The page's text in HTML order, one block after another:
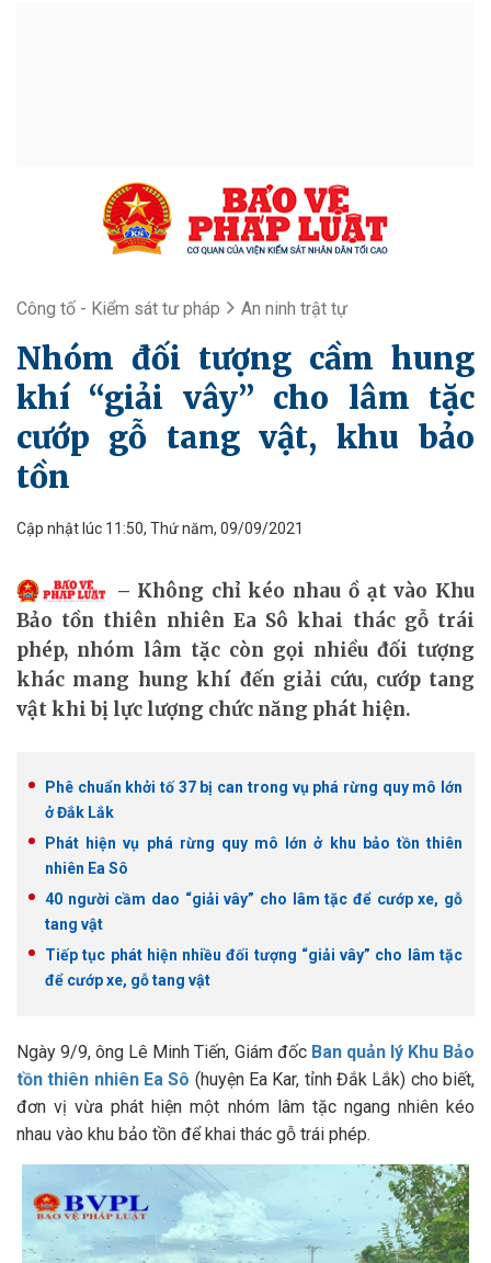
Công tố - Kiểm sát tư pháp An ninh trật tự
Nhóm đối tượng cầm hung
khí “giải vây” cho lâm tặc
cướp gỗ tang vật, khu bảo
tồn
Cập nhật lúc 11:50, Thứ năm, 09/09/2021
Không chỉ kéo nhau ồ ạt vào Khu
Bảo tồn thiên nhiên Ea Sô khai thác gỗ trái
phép, nhóm lâm tặc còn gọi nhiều đối tượng
khác mang hung khí đến giải cứu, cướp tang
vật khi bị lực lượng chức năng phát hiện.
Phê chuẩn khởi tố 37 bị can trong vụ phá rừng quy mô lớn
ở Đắk Lắk
Phát hiện vụ phá rừng quy mô lớn ở khu bảo tồn thiên
nhiên Ea Sô
40 người cầm dao “giải vây” cho lâm tặc để cướp xe, gỗ
tang vật
Tiếp tục phát hiện nhiều đối tượng “giải vây” cho lâm tặc
để cướp xe, gỗ tang vật
Ngày 9/9, ông Lê Minh Tiến, Giám đốc Ban quản lý Khu Bảo
tồn thiên nhiên Ea Sô (huyện Ea Kar, tỉnh Đắk Lắk) cho biết,
đơn vị vừa phát hiện một nhóm lâm tặc ngang nhiên kéo
nhau vào khu bảo tồn để khai thác gỗ trái phép.